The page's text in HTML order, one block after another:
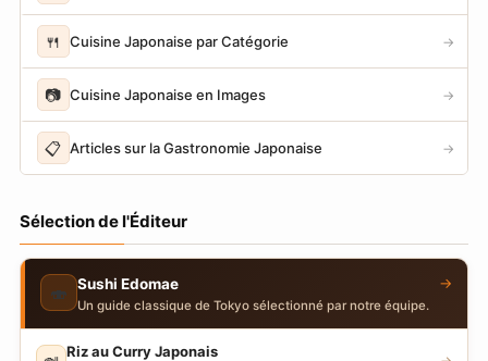
🍴 Cuisine Japonaise par Catégorie →
📷 Cuisine Japonaise en Images →
📋 Articles sur la Gastronomie Japonaise →
Sélection de l'Éditeur
🍣 Sushi Edomae
Un guide classique de Tokyo sélectionné par notre équipe.
→
Riz au Curry Japonais